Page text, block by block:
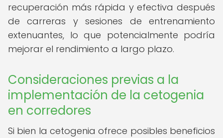
recuperación más rápida y efectiva después
de carreras y sesiones de entrenamiento
extenuantes, lo que potencialmente podría
mejorar el rendimiento a largo plazo.
Consideraciones previas a la
implementación de la cetogenia
en corredores
Si bien la cetogenia ofrece posibles beneficios